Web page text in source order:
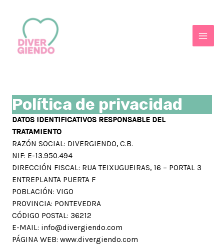
contenido
Main
Política de privacidad
DATOS IDENTIFICATIVOS RESPONSABLE DEL
TRATAMIENTO
RAZÓN SOCIAL: DIVERGIENDO, C.B.
NIF: E-13.950.494
DIRECCIÓN FISCAL: RUA TEIXUGUEIRAS, 16 – PORTAL 3
ENTREPLANTA PUERTA F
POBLACIÓN: VIGO
PROVINCIA: PONTEVEDRA
CÓDIGO POSTAL: 36212
E-MAIL: info@divergiendo.com
PÁGINA WEB: www.divergiendo.com